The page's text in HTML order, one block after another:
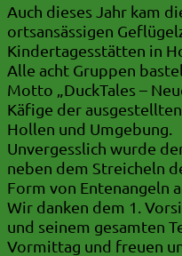
Auch dieses Jahr kam
ortsansässigen
Kindertagesstätten in
Alle acht Gruppen
Motto „DuckTales –
Käfige der
Hollen und Umgebung.
Unvergesslich wurde
neben dem Streicheln
Form von Entenangeln
Wir danken dem 1.
und seinem gesamten
Vormittag und freuen